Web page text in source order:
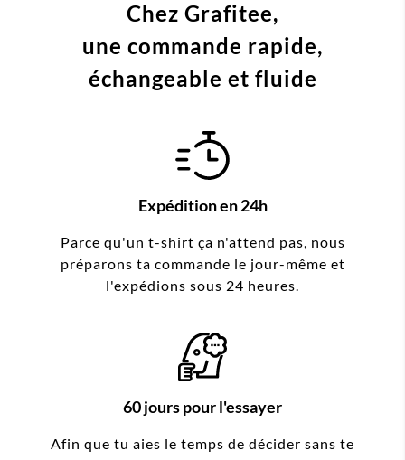
Chez Grafitee,
une commande rapide,
échangeable et fluide
Expédition en 24h
Parce qu'un t-shirt ça n'attend pas, nous
préparons ta commande le jour-même et
l'expédions sous 24 heures.
60 jours pour l'essayer
Afin que tu aies le temps de décider sans te